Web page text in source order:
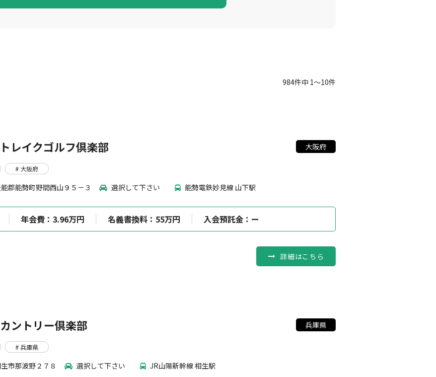
984件中 1〜10件
レイクゴルフ倶楽部 大阪府
# 大阪府
郡能勢町野間西山９５－３ 選択して下さい 能勢電鉄妙見線 山下駅
年会費：3.96万円 名義書換料：55万円 入会預託金：ー
詳細はこちら
ントリー倶楽部 兵庫県
# 兵庫県
市那波野２７８ 選択して下さい JR山陽新幹線 相生駅